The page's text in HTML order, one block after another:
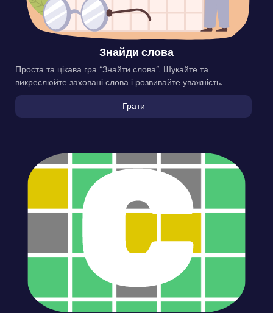
Знайди слова
Проста та цікава гра “Знайти слова”. Шукайте та
викреслюйте заховані слова і розвивайте уважність.
Грати